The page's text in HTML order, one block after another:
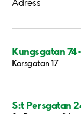
Adress
Kungsgatan
Korsgatan 17
S:t Persgatan